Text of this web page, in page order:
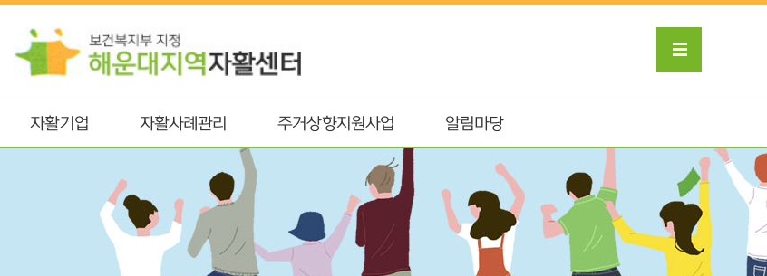
자활기업 자활사례관리 주거상향지원사업 알림마당